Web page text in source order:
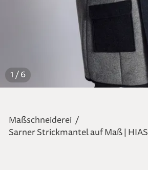
1 / 6
Maßschneiderei /
Sarner Strickmantel auf Maß | HIAS